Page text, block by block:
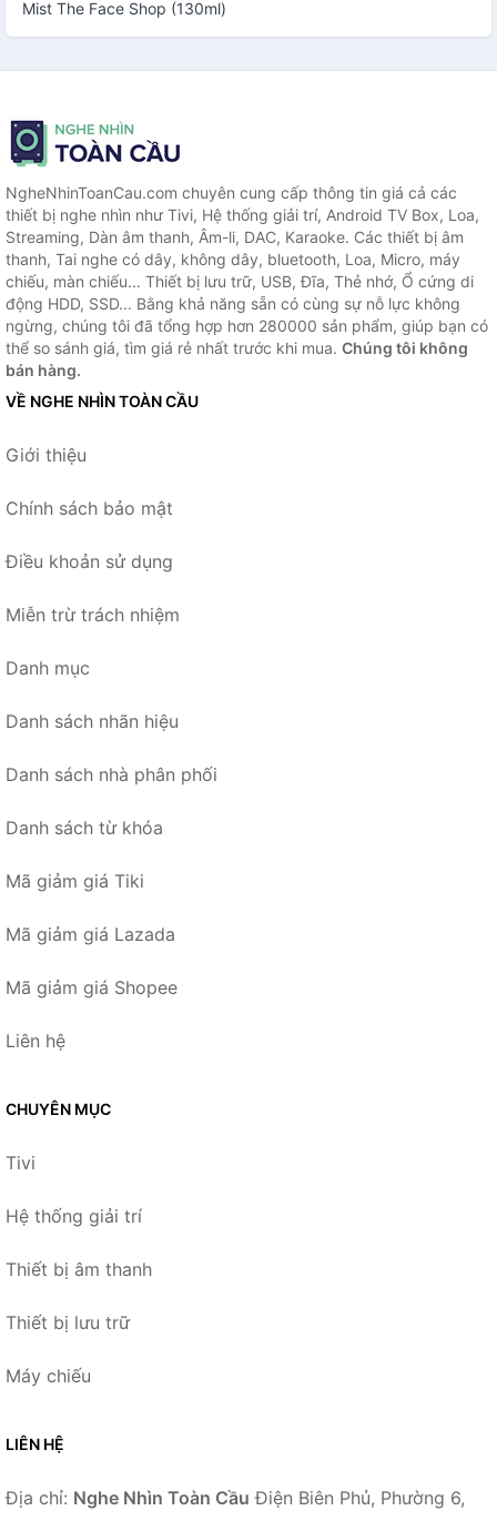
Mist The Face Shop (130ml)
NgheNhinToanCau.com chuyên cung cấp thông tin giá cả các
thiết bị nghe nhìn như Tivi, Hệ thống giải trí, Android TV Box, Loa,
Streaming, Dàn âm thanh, Âm-li, DAC, Karaoke. Các thiết bị âm
thanh, Tai nghe có dây, không dây, bluetooth, Loa, Micro, máy
chiếu, màn chiếu... Thiết bị lưu trữ, USB, Đĩa, Thẻ nhớ, Ổ cứng di
động HDD, SSD... Bằng khả năng sẵn có cùng sự nỗ lực không
ngừng, chúng tôi đã tổng hợp hơn 280000 sản phẩm, giúp bạn có
thể so sánh giá, tìm giá rẻ nhất trước khi mua. Chúng tôi không
bán hàng.
VỀ NGHE NHÌN TOÀN CẦU
Giới thiệu
Chính sách bảo mật
Điều khoản sử dụng
Miễn trừ trách nhiệm
Danh mục
Danh sách nhãn hiệu
Danh sách nhà phân phối
Danh sách từ khóa
Mã giảm giá Tiki
Mã giảm giá Lazada
Mã giảm giá Shopee
Liên hệ
CHUYÊN MỤC
Tivi
Hệ thống giải trí
Thiết bị âm thanh
Thiết bị lưu trữ
Máy chiếu
LIÊN HỆ
Địa chỉ: Nghe Nhìn Toàn Cầu Điện Biên Phủ, Phường 6,